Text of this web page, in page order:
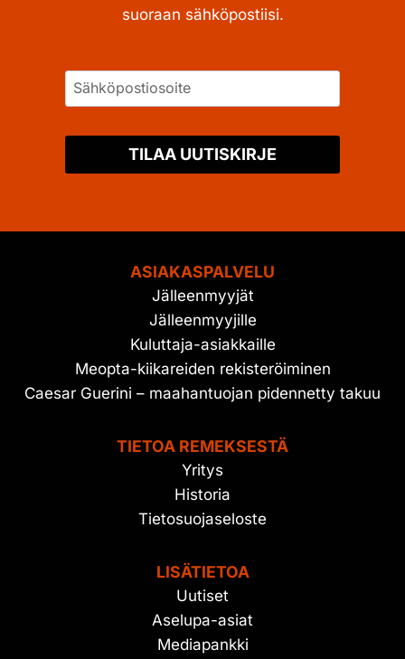
suoraan sähköpostiisi.
TILAA UUTISKIRJE
ASIAKASPALVELU
Jälleenmyyjät
Jälleenmyyjille
Kuluttaja-asiakkaille
Meopta-kiikareiden rekisteröiminen
Caesar Guerini – maahantuojan pidennetty takuu
TIETOA REMEKSESTÄ
Yritys
Historia
Tietosuojaseloste
LISÄTIETOA
Uutiset
Aselupa-asiat
Mediapankki